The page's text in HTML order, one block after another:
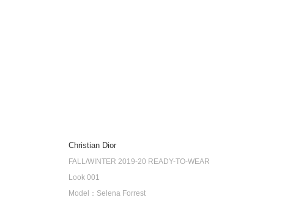
Christian Dior
FALL/WINTER 2019-20 READY-TO-WEAR
Look 001
Model：Selena Forrest